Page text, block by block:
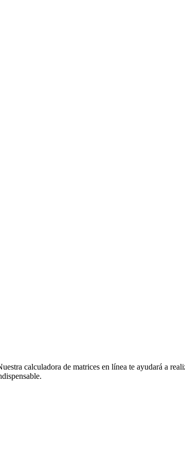
calculadora de matrices en línea te ayudará a